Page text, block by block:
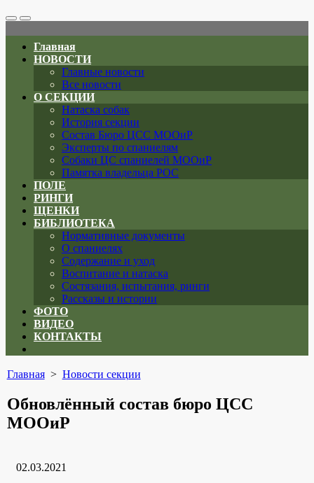
Search
Toggle
Меню
Главная
НОВОСТИ
Главные новости
Все новости
О СЕКЦИИ
Натаска собак
История секции
Состав Бюро ЦСС МООиР
Эксперты по спаниелям
Собаки ЦС спаниелей МООиР
Памятка владельца РОС
ПОЛЕ
РИНГИ
ЩЕНКИ
БИБЛИОТЕКА
Нормативные документы
О спаниелях
Содержание и уход
Воспитание и натаска
Состязания, испытания, ринги
Рассказы и истории
ФОТО
ВИДЕО
КОНТАКТЫ
menu
Главная> Новости секции
Обновлённый состав бюро ЦСС
МООиР
Дата
02.03.2021